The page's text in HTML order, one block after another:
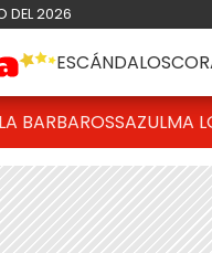
DEL 2026
ESCÁNDALOS
BARBAROSSAZULMA